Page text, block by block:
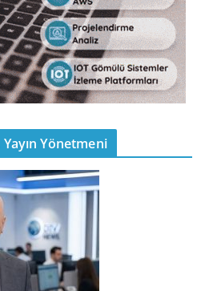
Yönetmeni